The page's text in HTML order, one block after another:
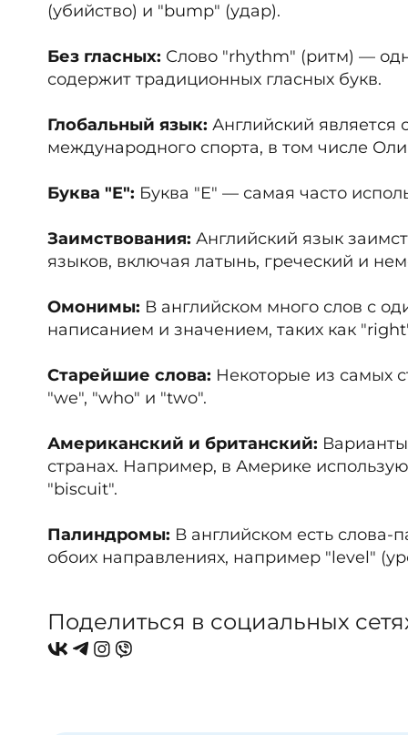
(убийство) и "bump" (удар).
Без гласных: Слово "rhythm" (ритм) —
содержит традиционных гласных букв.
Глобальный язык: Английский
международного спорта, в том числе
Буква "E": Буква "E" — самая часто
Заимствования: Английский язык
языков, включая латынь, греческий и
Омонимы: В английском много слов с
написанием и значением, таких как
Старейшие слова: Некоторые из самых
"we", "who" и "two".
Американский и британский:
странах. Например, в Америке
"biscuit".
Палиндромы: В английском есть
обоих направлениях, например "level"
Поделиться в социальных